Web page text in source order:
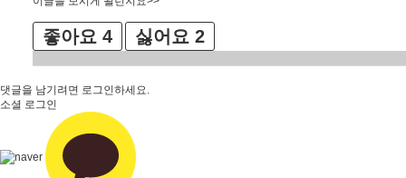
좋아요 4 싫어요 2
댓글을 남기려면 로그인하세요.
소셜 로그인